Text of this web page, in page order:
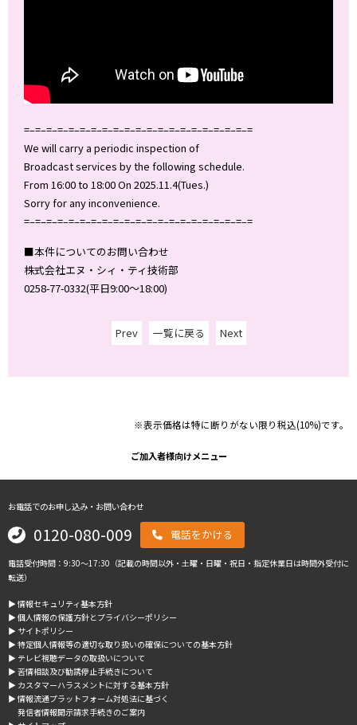
=–=–=–=–=–=–=–=–=–=–=–=–=–=–=–=–=–=–=–=–=
We will carry a periodic inspection of
Broadcast services by the following schedule.
From 16:00 to 18:00 On 2025.11.4(Tues.)
Sorry for any inconvenience.
=–=–=–=–=–=–=–=–=–=–=–=–=–=–=–=–=–=–=–=–=
■本件についてのお問い合わせ
株式会社エヌ・シィ・ティ技術部
0258-77-0332(平日9:00～18:00)
Prev 一覧に戻る Next
※表示価格は特に断りがない限り税込(10%)です。
ご加入者様向けメニュー
お電話でのお申し込み・お問い合わせ
0120-080-009 電話をかける
電話受付時間：9:30～17:30（記載の時間以外・土曜・日曜・祝日・指定休業日は時間外受付に
転送）
▶︎ 情報セキュリティ基本方針
▶︎ 個人情報の保護方針とプライバシーポリシー
▶︎ サイトポリシー
▶︎ 特定個人情報等の適切な取り扱いの確保についての基本方針
▶︎ テレビ視聴データの取扱いについて
▶︎ 苦情相談及び勧誘停止手続きについて
▶︎ カスタマーハラスメントに対する基本方針
▶︎ 情報流通プラットフォーム対処法に基づく
発信者情報開示請求手続きのご案内